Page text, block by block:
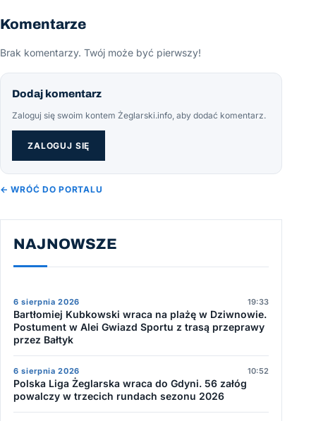
Komentarze
Brak komentarzy. Twój może być pierwszy!
Dodaj komentarz
Zaloguj się swoim kontem Żeglarski.info, aby dodać komentarz.
ZALOGUJ SIĘ
← WRÓĆ DO PORTALU
NAJNOWSZE
6 sierpnia 2026 19:33
Bartłomiej Kubkowski wraca na plażę w Dziwnowie.
Postument w Alei Gwiazd Sportu z trasą przeprawy
przez Bałtyk
6 sierpnia 2026 10:52
Polska Liga Żeglarska wraca do Gdyni. 56 załóg
powalczy w trzecich rundach sezonu 2026